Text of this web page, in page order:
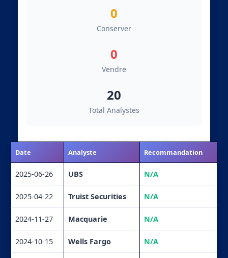
0
Conserver
0
Vendre
20
Total Analystes
Date Analyste Recommandation
2025-06-26 UBS N/A
2025-04-22 Truist Securities N/A
2024-11-27 Macquarie N/A
2024-10-15 Wells Fargo N/A